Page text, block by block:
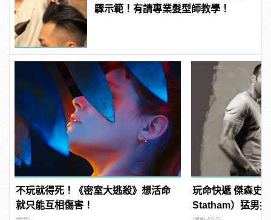
驟示範！有請專業髮型師教學！
不玩就得死！《密室大逃殺》想活命
就只能互相傷害！
玩命快遞 傑森史
Statham）猛男